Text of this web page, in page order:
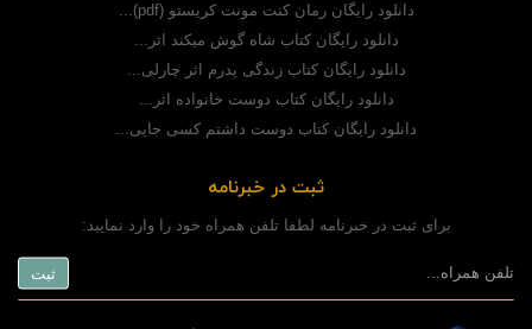
دانلود رایگان رمان کنت مونت کریستو (pdf)...
دانلود رایگان کتاب شاه گوش میکند اثر...
دانلود رایگان کتاب زندگی پدرم اثر چارلی...
دانلود رایگان کتاب دوست خانواده اثر...
دانلود رایگان کتاب دوست داشتم کسی جایی...
ثبت در خبرنامه
برای ثبت در خبرنامه لطفا تلفن همراه خود را وارد نمایید: